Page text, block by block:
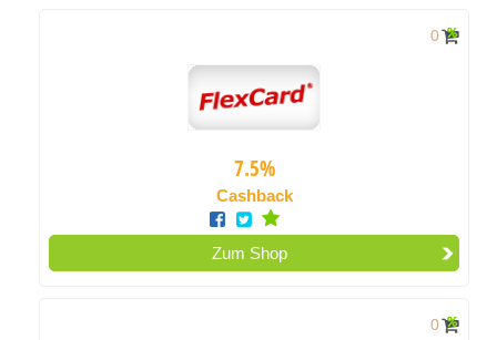
0
7.5%
Cashback
Zum Shop
0